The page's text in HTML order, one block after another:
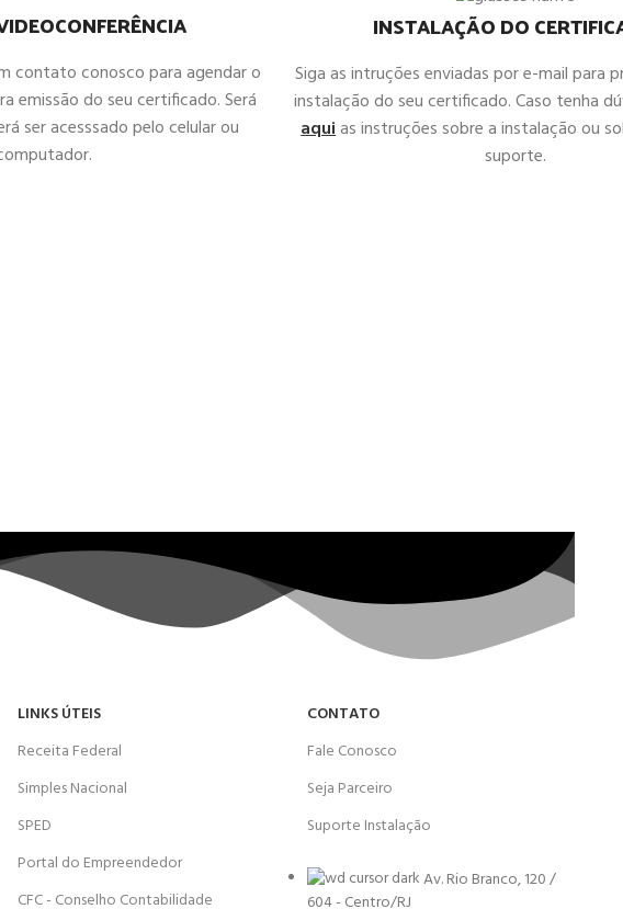
contato conosco para agendar o
emissão do seu certificado. Será
ser acesssado pelo celular ou
INSTALAÇÃO DO
Siga as intruções enviadas por e-mail para
instalação do seu certificado. Caso tenha
aquias instruções sobre a instalação ou
suporte.
LINKS ÚTEIS
Receita Federal
Simples Nacional
SPED
Portal do Empreendedor
CFC - Conselho Contabilidade
CONTATO
Fale Conosco
Seja Parceiro
Suporte Instalação
Av. Rio Branco, 120 /
604 - Centro/RJ